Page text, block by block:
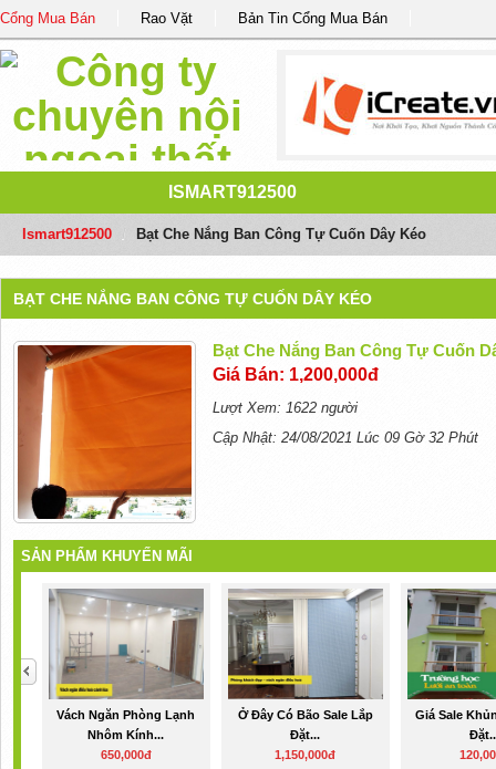
Cổng Mua Bán Rao Vặt Bản Tin Cổng Mua Bán
ISMART912500
Ismart912500 Bạt Che Nắng Ban Công Tự Cuốn Dây Kéo
BẠT CHE NẮNG BAN CÔNG TỰ CUỐN DÂY KÉO
Bạt Che Nắng Ban Công Tự Cuốn
Giá Bán: 1,200,000đ
Lượt Xem: 1622 người
Cập Nhật: 24/08/2021 Lúc 09 Gờ 32 Phút
SẢN PHẨM KHUYẾN MÃI
Vách Ngăn Phòng Lạnh
Nhôm Kính...
650,000đ
Ở Đây Có Bão Sale Lắp
Đặt...
1,150,000đ
Giá Sale